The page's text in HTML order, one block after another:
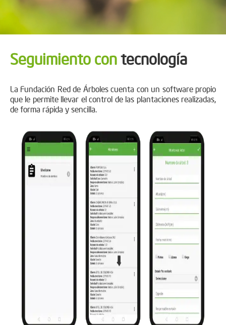
Seguimiento contecnología
La Fundación Red de Árboles cuenta con un software propio
que le permite llevar el control de las plantaciones realizadas,
de forma rápida y sencilla.